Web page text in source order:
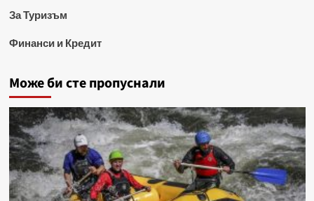
За Туризъм
Финанси и Кредит
Може би сте пропуснали